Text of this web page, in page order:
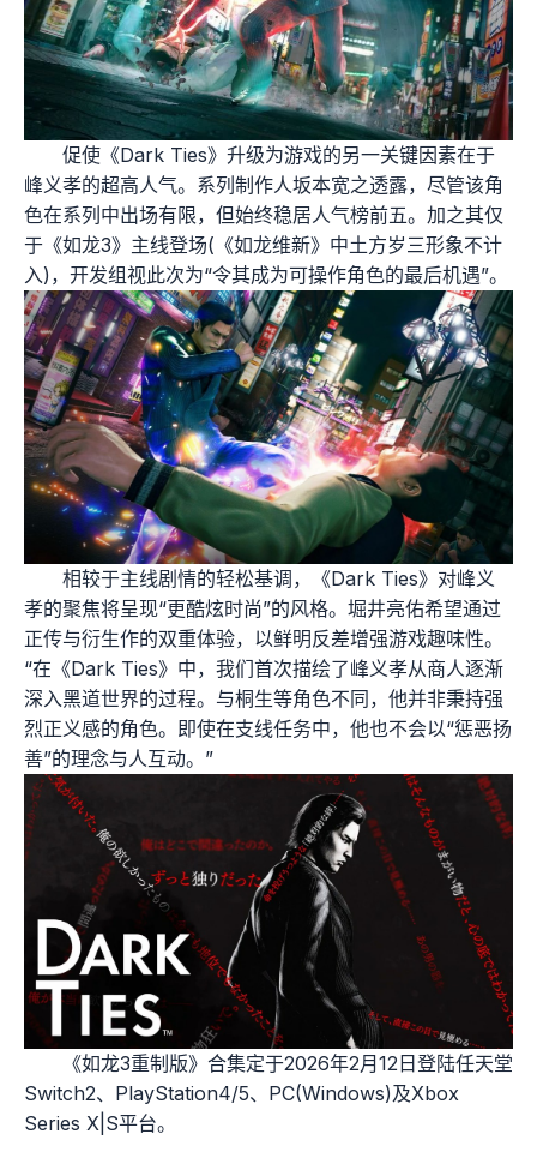
促使《Dark Ties》升级为游戏的另一关键因素在于
峰义孝的超高人气。系列制作人坂本宽之透露，尽管该角
色在系列中出场有限，但始终稳居人气榜前五。加之其仅
于《如龙3》主线登场(《如龙维新》中土方岁三形象不计
入)，开发组视此次为“令其成为可操作角色的最后机遇”。
相较于主线剧情的轻松基调，《Dark Ties》对峰义
孝的聚焦将呈现“更酷炫时尚”的风格。堀井亮佑希望通过
正传与衍生作的双重体验，以鲜明反差增强游戏趣味性。
“在《Dark Ties》中，我们首次描绘了峰义孝从商人逐渐
深入黑道世界的过程。与桐生等角色不同，他并非秉持强
烈正义感的角色。即使在支线任务中，他也不会以“惩恶扬
善”的理念与人互动。”
《如龙3重制版》合集定于2026年2月12日登陆任天堂
Switch2、PlayStation4/5、PC(Windows)及Xbox
Series X|S平台。